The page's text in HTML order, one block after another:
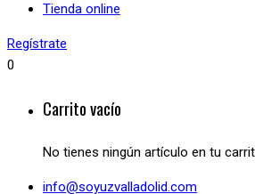
Tienda online
Regístrate
0
Carrito vacío
No tienes ningún artículo en tu
info@soyuzvalladolid.com